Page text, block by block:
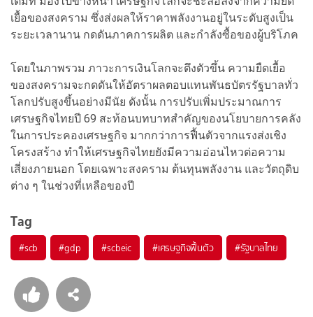
เยื้อของสงคราม ซึ่งส่งผลให้ราคาพลังงานอยู่ในระดับสูงเป็น
ระยะเวลานาน กดดันภาคการผลิต และกำลังซื้อของผู้บริโภค
โดยในภาพรวม ภาวะการเงินโลกจะตึงตัวขึ้น ความยืดเยื้อ
ของสงครามจะกดดันให้อัตราผลตอบแทนพันธบัตรรัฐบาลทั่ว
โลกปรับสูงขึ้นอย่างมีนัย ดังนั้น การปรับเพิ่มประมาณการ
เศรษฐกิจไทยปี 69 สะท้อนบทบาทสำคัญของนโยบายการคลัง
ในการประคองเศรษฐกิจ มากกว่าการฟื้นตัวจากแรงส่งเชิง
โครงสร้าง ทำให้เศรษฐกิจไทยยังมีความอ่อนไหวต่อความ
เสี่ยงภายนอก โดยเฉพาะสงคราม ต้นทุนพลังงาน และวัตถุดิบ
ต่าง ๆ ในช่วงที่เหลือของปี
Tag
#scb #gdp #scbeic #เศรษฐกิจฟื้นตัว #รัฐบาลไทย